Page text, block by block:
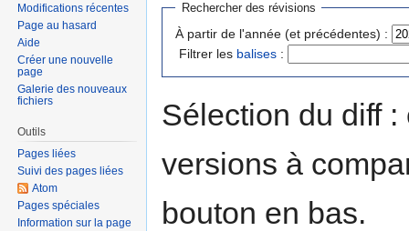
Rechercher des révisions
À partir de l'année (et précédentes) :
Filtrer les balises :
Sélection du diff
versions à
bouton en bas.
Modifications récentes
Page au hasard
Aide
Créer une nouvelle
page
Galerie des nouveaux
fichiers
Outils
Pages liées
Suivi des pages liées
Atom
Pages spéciales
Information sur la page